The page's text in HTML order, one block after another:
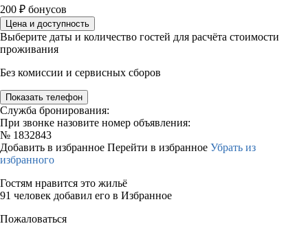
200 ₽ бонусов
Цена и доступность
Выберите даты и количество гостей для расчёта стоимости
проживания
Без комиссии и сервисных сборов
Показать телефон
Служба бронирования:
При звонке назовите номер объявления:
№ 1832843
Добавить в избранное Перейти в избранное Убрать из
избранного
Гостям нравится это жильё
91 человек добавил его в Избранное
Пожаловаться